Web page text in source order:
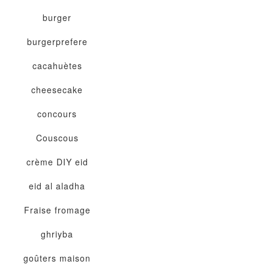
burger
burgerprefere
cacahuètes
cheesecake
concours
Couscous
crème DIY eid
eid al aladha
Fraise fromage
ghriyba
goûters maison